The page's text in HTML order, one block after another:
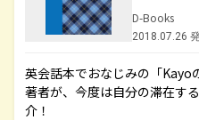
D-Books
2018.07.26
英会話本でおなじみの「Kayo
著者が、今度は自分の滞在す
介！